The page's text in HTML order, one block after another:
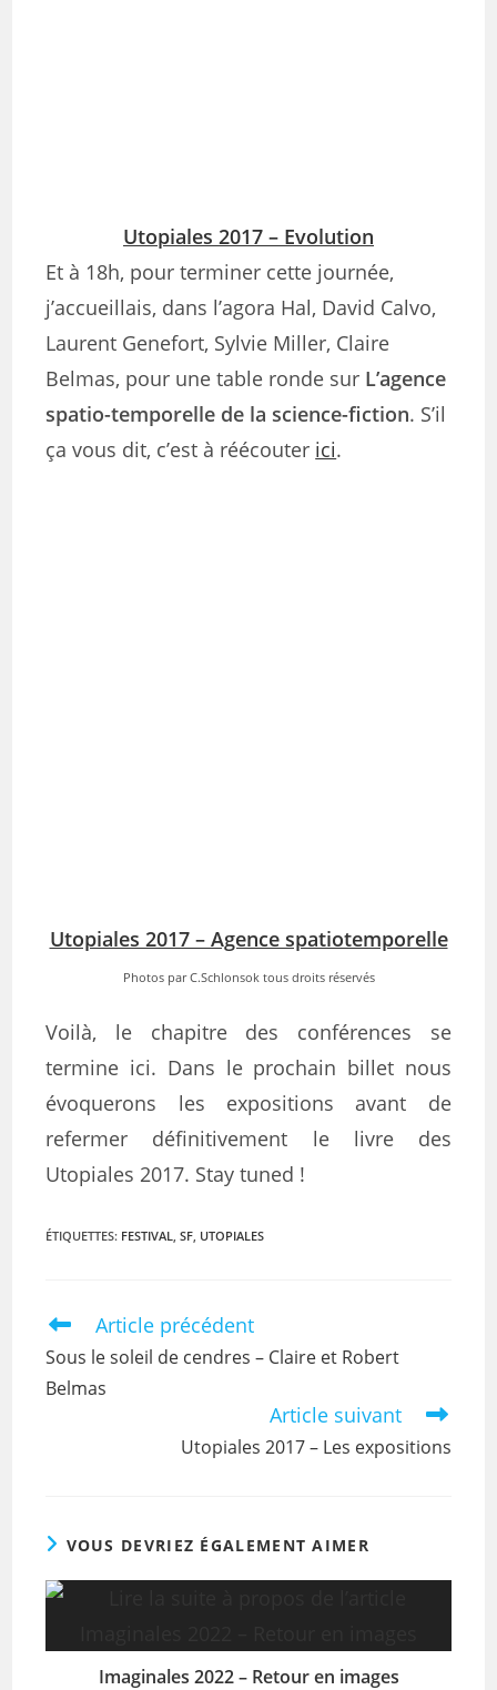
Utopiales 2017 – Evolution
Et à 18h, pour terminer cette journée,
j’accueillais, dans l’agora Hal, David Calvo,
Laurent Genefort, Sylvie Miller, Claire
Belmas, pour une table ronde sur L’agence
spatio-temporelle de la science-fiction. S’il
ça vous dit, c’est à réécouter ici.
Utopiales 2017 – Agence spatiotemporelle
Photos par C.Schlonsok tous droits réservés
Voilà, le chapitre des conférences se
termine ici. Dans le prochain billet nous
évoquerons les expositions avant de
refermer définitivement le livre des
Utopiales 2017. Stay tuned !
ÉTIQUETTES: FESTIVAL, SF, UTOPIALES
Article précédent
Sous le soleil de cendres – Claire et Robert
Belmas
Article suivant
Utopiales 2017 – Les expositions
VOUS DEVRIEZ ÉGALEMENT AIMER
Imaginales 2022 – Retour en images